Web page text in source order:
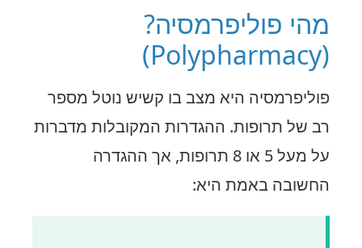
מהי פוליפרמסיה?
(Polypharmacy)
פוליפרמסיה היא מצב בו קשיש נוטל מספר
רב של תרופות. ההגדרות המקובלות מדברות
על מעל 5 או 8 תרופות, אך ההגדרה
החשובה באמת היא: